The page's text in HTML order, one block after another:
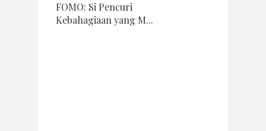
FOMO: Si Pencuri
Kebahagiaan yang M...